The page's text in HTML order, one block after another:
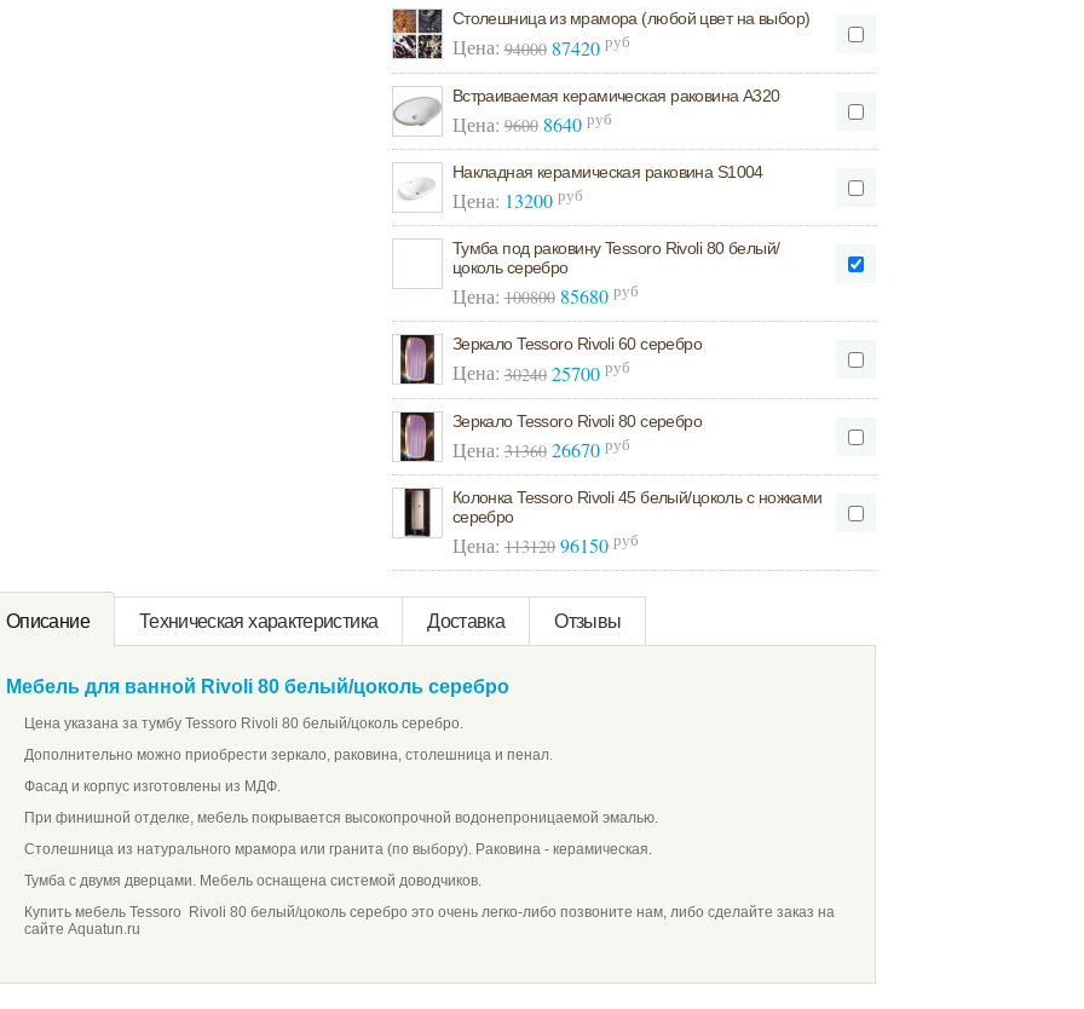
Столешница из мрамора (любой цвет на выбор)
Цена:9400087420 руб
Встраиваемая керамическая раковина А320
Цена:96008640 руб
Накладная керамическая раковина S1004
Цена: 13200 руб
Тумба под раковину Tessoro Rivoli 80 белый/
цоколь серебро
Цена:10080085680 руб
Зеркало Tessoro Rivoli 60 серебро
Цена:3024025700 руб
Зеркало Tessoro Rivoli 80 серебро
Цена:3136026670 руб
Колонка Tessoro Rivoli 45 белый/цоколь с ножками
серебро
Цена:11312096150 руб
Oписание Техническая характeристика Доставка Отзывы
Мебель для ванной Rivoli 80 белый/цоколь серебро
Цена указана за тумбу Tessoro Rivoli 80 белый/цоколь серебро.
Дополнительно можно приобрести зеркало, раковина, столешница и пенал.
Фасад и корпус изготовлены из МДФ.
При финишной отделке, мебель покрывается высокопрочной водонепроницаемой эмалью.
Столешница из натурального мрамора или гранита (по выбору). Раковина - керамическая.
Тумба с двумя дверцами. Мебель оснащена системой доводчиков.
Купить мебель Tessoro Rivoli 80 белый/цоколь серебро это очень легко-либо позвоните нам, либо сделайте заказ на
сайте Aquatun.ru